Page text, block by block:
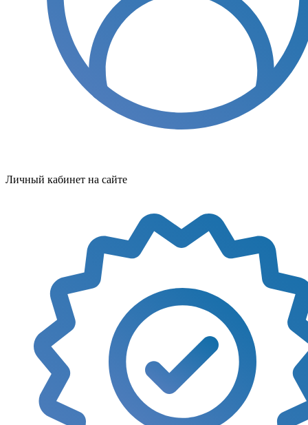
Личный кабинет на сайте